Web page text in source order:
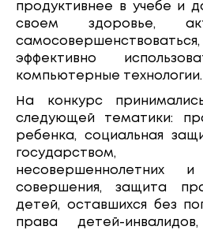
продуктивнее в учебе и
своем здоровье,
эффективно
компьютерные технологии.
На конкурс
следующей тематики:
ребенка, социальная
государством,
несовершеннолетних
совершения, защита
детей, оставшихся без
права детей-